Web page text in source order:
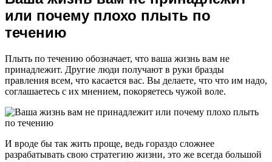
или почему плохо плыть по
течению
Плыть по течению обозначает, что ваша жизнь вам не
принадлежит. Другие люди получают в руки бразды
правления всем, что касается вас. Вы делаете, что что им надо,
соглашаетесь с их мнением, покоряетесь чужой воле.
И вроде бы так жить проще, ведь гораздо сложнее
разрабатывать свою стратегию жизни, это же всегда большой